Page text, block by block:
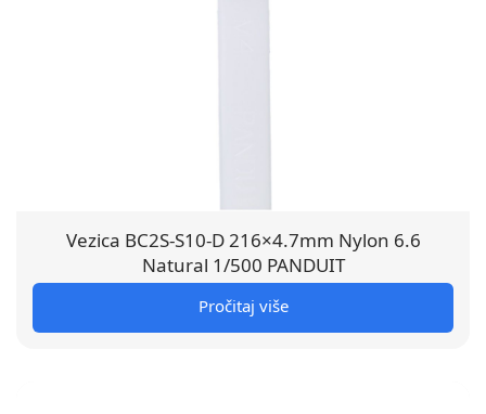
Vezica BC2S-S10-D 216×4.7mm Nylon 6.6
Natural 1/500 PANDUIT
Pročitaj više